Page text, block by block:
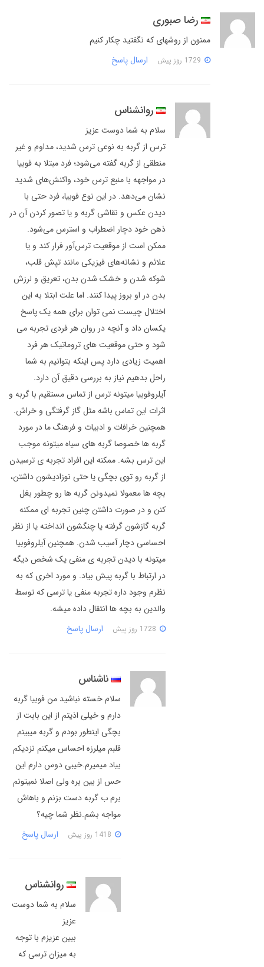
رضا صبوری
ممنون از روشهای که نگفتید چکار کنیم
ارسال پاسخ
روانشناس
سلام به شما دوست عزیز
ترس از گربه به نوعی ترس شدید، مداوم و غیر
منطقی از گربه گفته می‌شود؛ فرد مبتلا به فوبیا
در مواجهه با منبع ترس خود، واکنش‌های شدید
نشان می‌دهد. در این نوع فوبیا، فرد حتی با
دیدن عکس و نقاشی گربه و یا تصور کردن آن در
ذهن خود دچار اضطراب و استرس می‌شود.
ممکن است از موقعیت ترس‌آور فرار کند و یا
علائم و نشانه‌های فیزیکی مانند تپش قلب،
شوکه شدن و خشک شدن بدن، تعریق و لرزش
بدن در او بروز پیدا کنند. اما علت ابتلا به این
اختلال چیست نمی توان برای همه یک پاسخ
یکسان داد و آنچه در روان هر فردی تجربه می
شود و حتی موقعیت های تروماتیک هر فرد
اهمیت زیادی دارد پس اینکه بتوانیم به شما
راحل بدهیم نیاز به بررسی دقیق آن دارد.
آیلروفوبیا میتونه ترس از تماس مستقیم با گربه و
اثرات این تماس باشه مثل گاز گرفتگی و خراش.
همچنین خرافات و ادبیات و فرهنگ ما در مورد
گربه ها خصوصا گربه های سیاه میتونه موجب
این ترس بشه. ممکنه این افراد تجربه ی ترسیدن
از گربه رو توی بچگی یا حتی نوزادیشون داشتن،
بچه ها معمولا نمیدونن گربه ها رو چطور بغل
کنن و در صورت داشتن چنین تجربه ای ممکنه
گربه گازشون گرفته یا چنگشون انداخته یا از نظر
احساسی دچار آسیب شدن. همچنین آیلروفوبیا
میتونه با دیدن تجربه ی منفی یک شخص دیگه
در ارتباط با گربه پیش بیاد. و مورد اخری که به
نظرم وجود داره تجربه منفی یا ترسی که توسط
والدین به بچه ها انتقال داده میشه.
ارسال پاسخ
ناشناس
سلام خسته نباشید من فوبیا گربه
دارم و خیلی اذیتم از این بابت از
بچگی اینطور بودم و گربه میبینم
قلبم میلرزه احساس میکنم نزدیکم
بیاد میمیرم.خیبی دوس دارم این
حس از بین بره ولی اصلا نمیتونم
برم ب گربه دست بزنم و باهاش
مواجه بشم.نظر شما چیه؟
ارسال پاسخ
روانشناس
سلام به شما دوست
عزیز
ببین عزیزم با توجه
به میزان ترسی که